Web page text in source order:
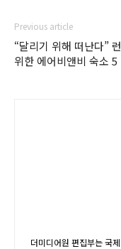
Previous article
“달리기 위해 떠난다”
위한 에어비앤비 숙소 5
더미디어원 편집부는 국제